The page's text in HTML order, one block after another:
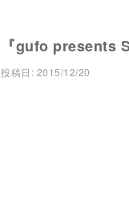
『gufo presents
投稿日: 2015/12/20